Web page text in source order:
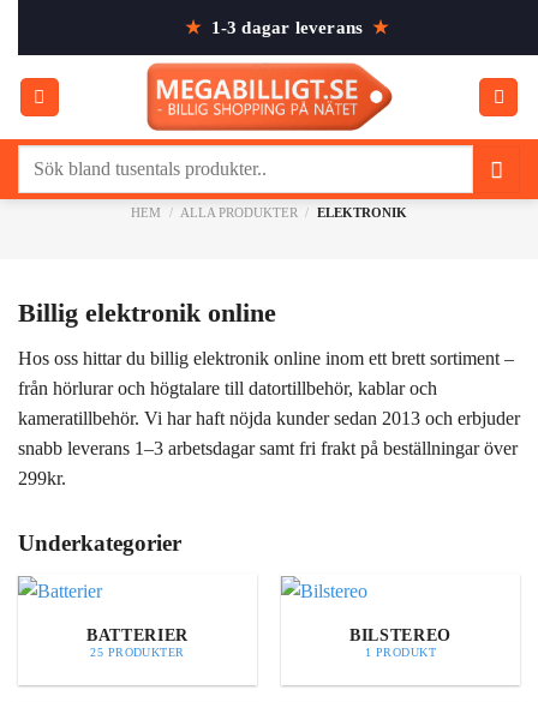
content
★ 1-3 dagar leverans ★
Sök
HEM / ALLA PRODUKTER / ELEKTRONIK
Billig elektronik online
Hos oss hittar du billig elektronik online inom ett brett sortiment –
från hörlurar och högtalare till datortillbehör, kablar och
kameratillbehör. Vi har haft nöjda kunder sedan 2013 och erbjuder
snabb leverans 1–3 arbetsdagar samt fri frakt på beställningar över
299kr.
Underkategorier
BATTERIER
25 PRODUKTER
BILSTEREO
1 PRODUKT